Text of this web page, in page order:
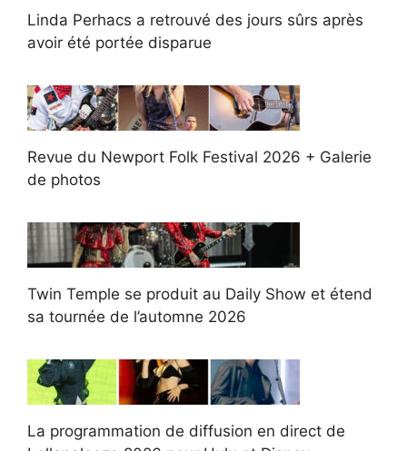
Linda Perhacs a retrouvé des jours sûrs après
avoir été portée disparue
Revue du Newport Folk Festival 2026 + Galerie
de photos
Twin Temple se produit au Daily Show et étend
sa tournée de l’automne 2026
La programmation de diffusion en direct de